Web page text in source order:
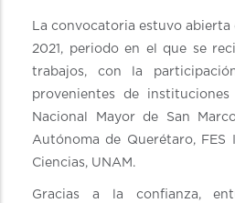
La convocatoria estuvo abierta
2021, periodo en el que se
trabajos, con la
provenientes de
Nacional Mayor de San
Autónoma de Querétaro, FES
Ciencias, UNAM.
Gracias a la confianza,